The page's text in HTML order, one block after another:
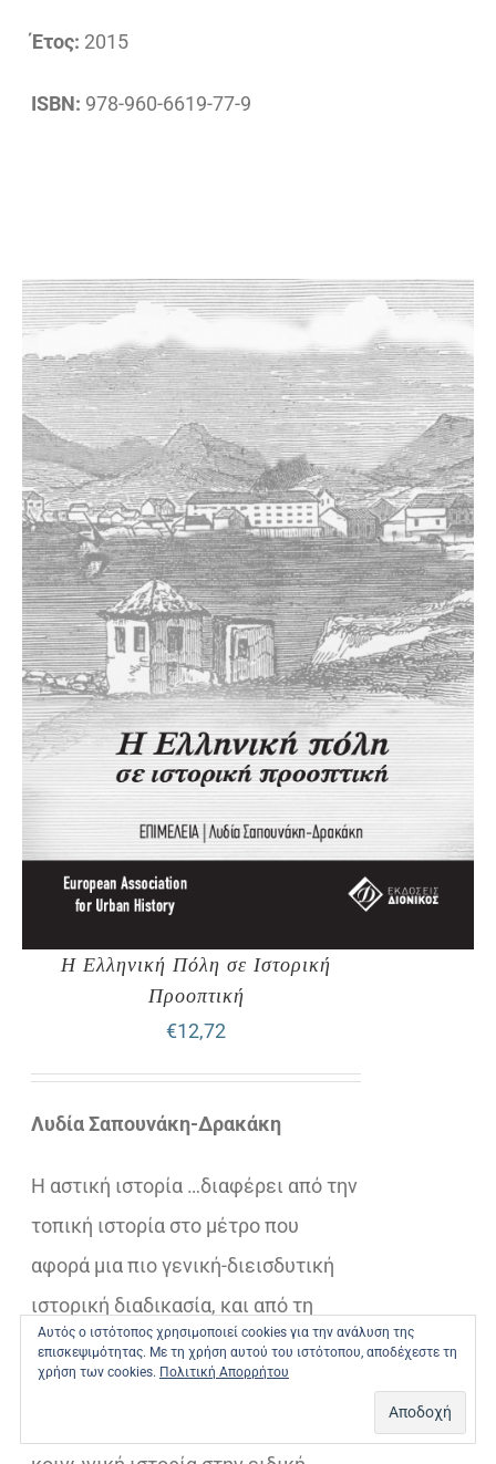
Έτος: 2015
ISBN: 978-960-6619-77-9
Η Ελληνική Πόλη σε Ιστορική
Προοπτική
€12,72
Λυδία Σαπουνάκη-Δρακάκη
Η αστική ιστορία …διαφέρει από την
τοπική ιστορία στο μέτρο που
αφορά µια πιο γενική-διεισδυτική
ιστορική διαδικασία, και από τη
δημοτική ιστορία αφού συνδέεται
µε περισσότερες μορφές τοπικής
Αυτός ο ιστότοπος χρησιμοποιεί cookies για την ανάλυση της
επισκεψιμότητας. Με τη χρήση αυτού του ιστότοπου, αποδέχεστε τη
χρήση των cookies. Πολιτική Απορρήτου